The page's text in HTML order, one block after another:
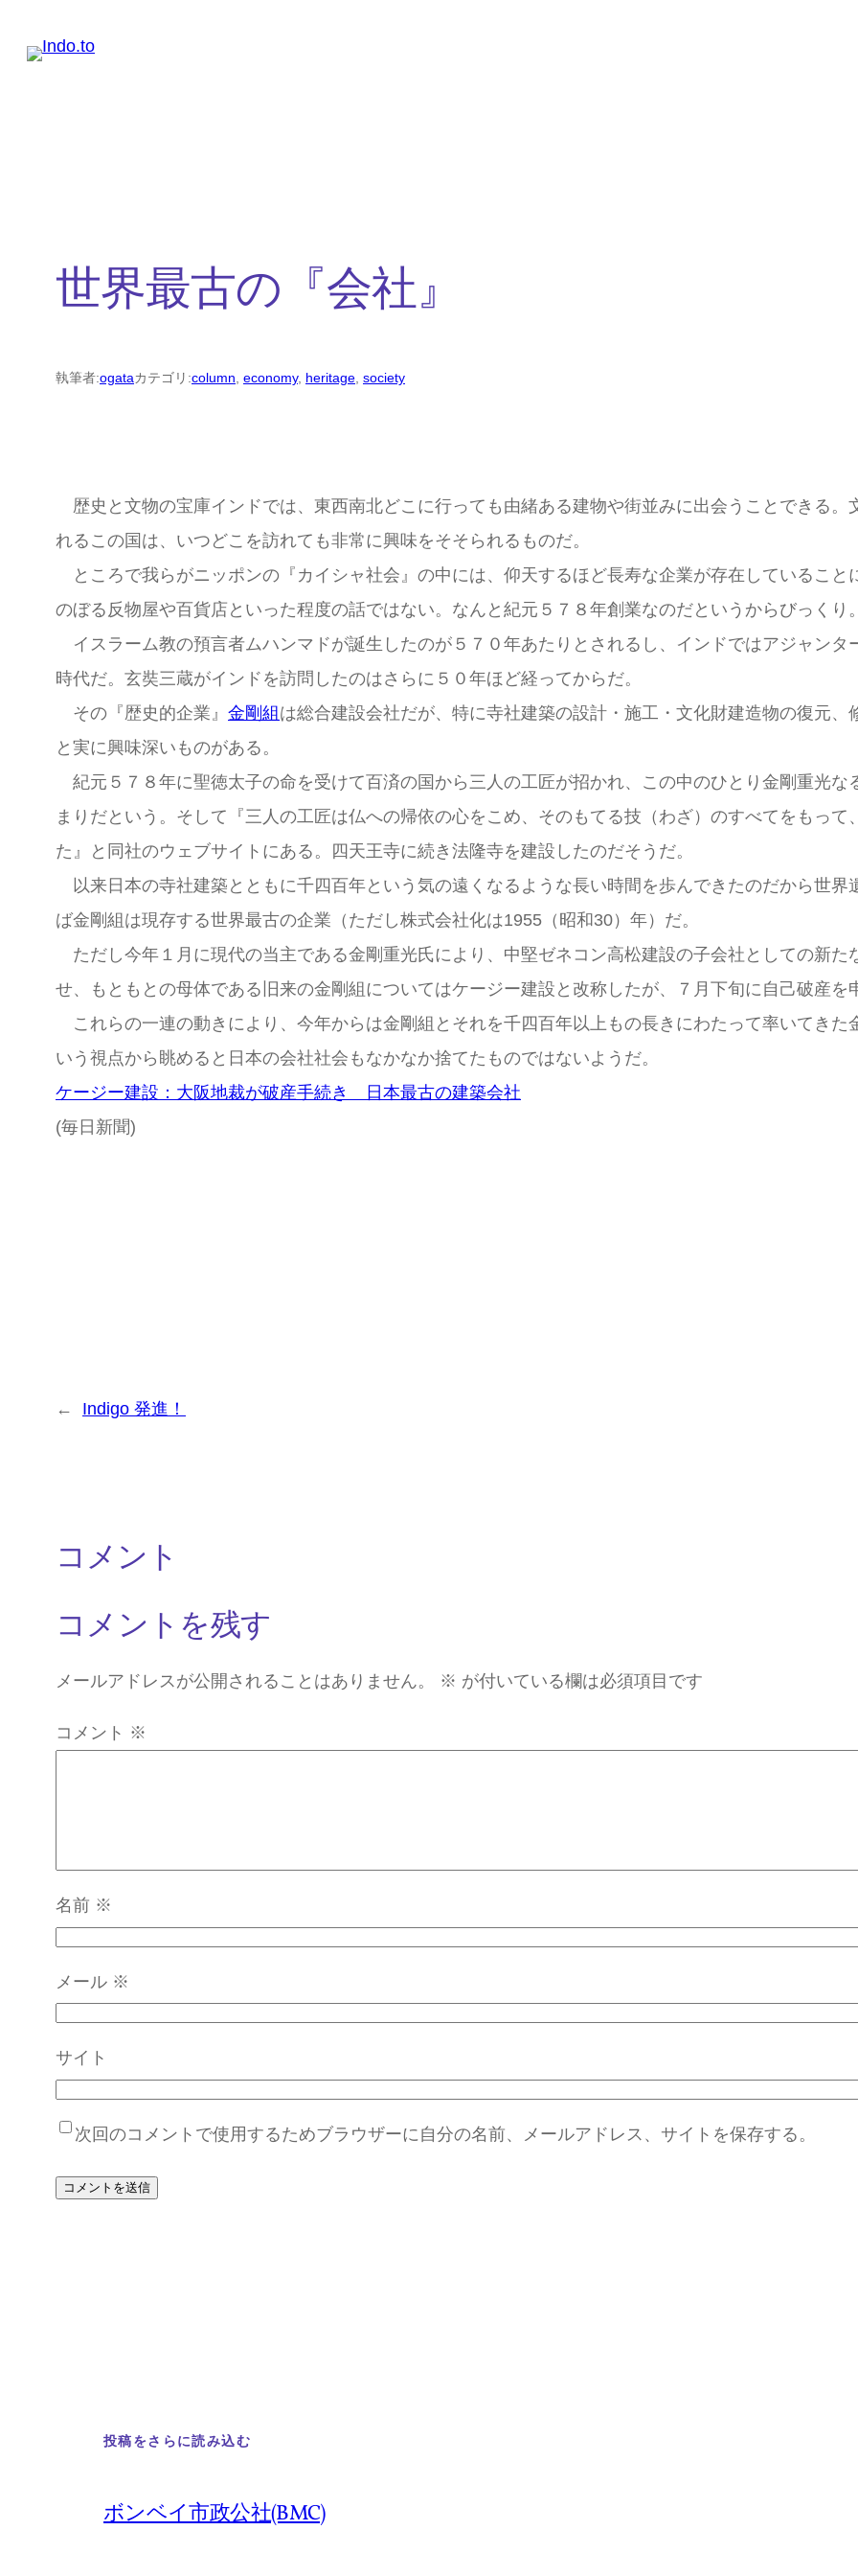
世界最古の『会社』
執筆者:ogataカテゴリ:column, economy, heritage, society
歴史と文物の宝庫インドでは、東西南北どこに行っても由緒ある建物や街並みに出会うことできる。
れるこの国は、いつどこを訪れても非常に興味をそそられるものだ。
ところで我らがニッポンの『カイシャ社会』の中には、仰天するほど長寿な企業が存在しているこ
のぼる反物屋や百貨店といった程度の話ではない。なんと紀元５７８年創業なのだというからびっくり。
イスラーム教の預言者ムハンマドが誕生したのが５７０年あたりとされるし、インドではアジャンタ
時代だ。玄奘三蔵がインドを訪問したのはさらに５０年ほど経ってからだ。
その『歴史的企業』 金剛組 は総合建設会社だが、特に寺社建築の設計・施工・文化財建造物の復元、
と実に興味深いものがある。
紀元５７８年に聖徳太子の命を受けて百済の国から三人の工匠が招かれ、この中のひとり金剛重光な
まりだという。そして『三人の工匠は仏への帰依の心をこめ、そのもてる技（わざ）のすべてをもっ
た』と同社のウェブサイトにある。四天王寺に続き法隆寺を建設したのだそうだ。
以来日本の寺社建築とともに千四百年という気の遠くなるような長い時間を歩んできたのだから世
ば金剛組は現存する世界最古の企業（ただし株式会社化は1955（昭和30）年）だ。
ただし今年１月に現代の当主である金剛重光氏により、中堅ゼネコン高松建設の子会社としての新た
せ、もともとの母体である旧来の金剛組についてはケージー建設と改称したが、７月下旬に自己破産を
これらの一連の動きにより、今年からは金剛組とそれを千四百年以上もの長きにわたって率いてきた
いう視点から眺めると日本の会社社会もなかなか捨てたものではないようだ。
ケージー建設：大阪地裁が破産手続き 日本最古の建築会社
(毎日新聞)
← Indigo 発進！
コメント
コメントを残す
メールアドレスが公開されることはありません。 ※ が付いている欄は必須項目です
コメント ※
名前 ※
メール ※
サイト
次回のコメントで使用するためブラウザーに自分の名前、メールアドレス、サイトを保存する。
投稿をさらに読み込む
ボンベイ市政公社(BMC)